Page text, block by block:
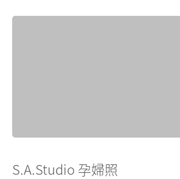
S.A.Studio 孕婦照